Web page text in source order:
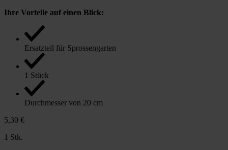
Ihre Vorteile auf einen Blick:
Ersatzteil für Sprossengarten
1 Stück
Durchmesser von 20 cm
5,30 €
1 Stk.